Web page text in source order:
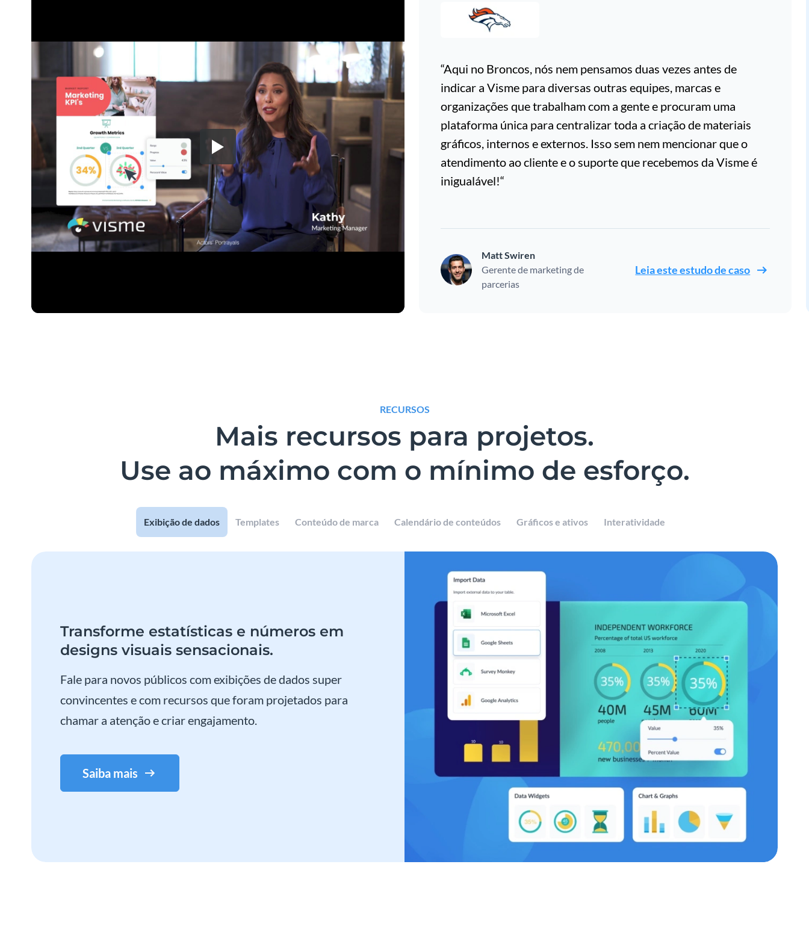
“Aqui no Broncos, nós nem pensamos duas vezes antes de
indicar a Visme para diversas outras equipes, marcas e
organizações que trabalham com a gente e procuram uma
plataforma única para centralizar toda a criação de materiais
gráficos, internos e externos. Isso sem nem mencionar que o
atendimento ao cliente e o suporte que recebemos da Visme é
inigualável!“
Matt Swiren
Gerente de marketing de
parcerias
Leia este estudo de caso
RECURSOS
Mais recursos para projetos.
Use ao máximo com o mínimo de esforço.
Exibição de dados Templates Conteúdo de marca Calendário de conteúdos Gráficos e ativos Interatividade
Transforme estatísticas e números em
designs visuais sensacionais.
Fale para novos públicos com exibições de dados super
convincentes e com recursos que foram projetados para
chamar a atenção e criar engajamento.
Saiba mais